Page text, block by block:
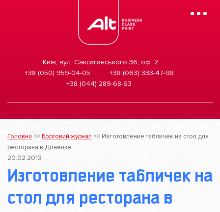
Київ, вул. Саксаганського 36, оф. 2
+38 (050) 959-04-05
+38 (063) 333-47-98
+38 (044) 289-68-63
Mobile
Головна >>Бортовий журнал >> Изготовление табличек на стол для
ресторана в Донецке
20.02.2013
Изготовление табличек на
стол для ресторана в